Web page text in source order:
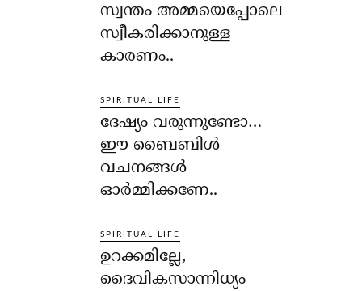
സ്വന്തം അമ്മയെപ്പോലെ
സ്വീകരിക്കാനുള്ള
കാരണം..
SPIRITUAL LIFE
ദേഷ്യം വരുന്നുണ്ടോ…
ഈ ബൈബിള്‍
വചനങ്ങള്‍
ഓര്‍മ്മിക്കണേ..
SPIRITUAL LIFE
ഉറക്കമില്ലേ,
ദൈവികസാന്നിധ്യം